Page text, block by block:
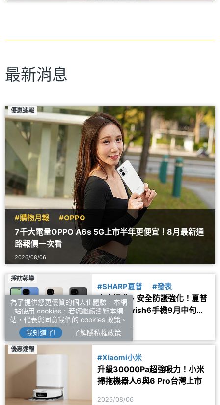
最新消息
優惠速報
#購物月報 #OPPO
7千大電量OPPO A6s 5G上市半年更便宜！8月最新通
路報價一次看
2026/08/06
採訪報導
#SHARP夏普 #發表
亮度提升、安全防護強化！夏普
AQUOS wish6手機9月中旬台
灣上市
2026/08/06
優惠速報
#Xiaomi小米
升級30000Pa超強吸力！小米
掃拖機器人6與6 Pro台灣上市
2026/08/06
為了提供您更優質的個人化體驗，本網
站使用 cookies，若您繼續瀏覽本網
站，代表您同意我們的 cookies 政策。
我知道了!
了解隱私權政策